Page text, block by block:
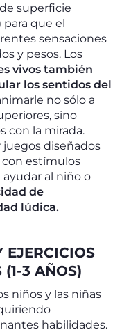
superficie
para que el
sensaciones
y pesos. Los
vivos también
los sentidos del
no sólo a
sino
con la mirada.
diseñados
con estímulos
al niño o
de
lúdica.
EJERCICIOS
3 AÑOS)
niños y las niñas
habilidades.